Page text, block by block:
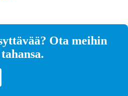
Ota meihin